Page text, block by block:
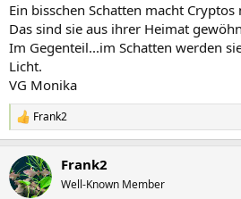
Ein bisschen Schatten macht
Das sind sie aus ihrer Heimat
Im Gegenteil...im Schatten werden
Licht.
VG Monika
R
e
k
t
i
Frank2
Frank2
Well-Known Member